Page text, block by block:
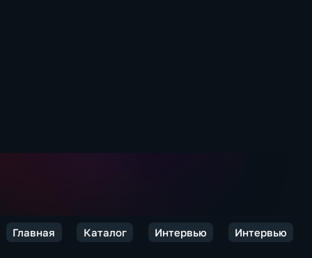
Главная Каталог Интервью Интервью